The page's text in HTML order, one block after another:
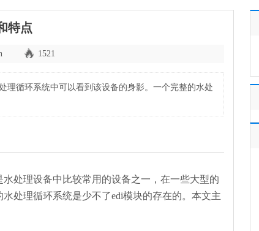
特点
1521
理循环系统中可以看到该设备的身影。一个完整的水处
水处理设备中比较常用的设备之一，在一些大型的
处理循环系统是少不了edi模块的存在的。本文主